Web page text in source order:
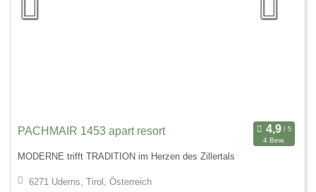
PACHMAIR 1453 apart resort
4 Bew.
MODERNE trifft TRADITION im Herzen des Zillertals
6271 Uderns, Tirol, Österreich